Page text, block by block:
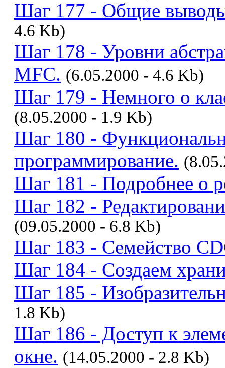
Шаг 177 - Общие выводы
4.6 Kb)
Шаг 178 - Уровни
MFC. (6.05.2000 - 4.6 Kb)
Шаг 179 - Немного о
(8.05.2000 - 1.9 Kb)
Шаг 180 -
программирование.
Шаг 181 - Подробнее о
Шаг 182 -
(09.05.2000 - 6.8 Kb)
Шаг 183 - Семейство
Шаг 184 - Создаем
Шаг 185 -
1.8 Kb)
Шаг 186 - Доступ к
окне. (14.05.2000 - 2.8 Kb)